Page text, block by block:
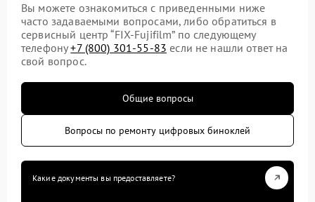
Вы можете ознакомиться с приведенными ниже
часто задаваемыми вопросами, либо обратиться в
сервисный центр “FIX-Fujifilm” по следующему
телефону+7 (800) 301-55-83 если не нашли ответ на
свой вопрос.
Общие вопросы
Вопросы по ремонту цифровых биноклей
Какие документы вы предоставляете?